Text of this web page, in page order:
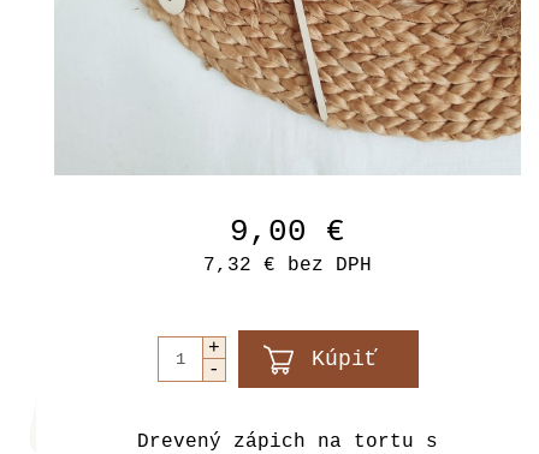
9,00 €
7,32 € bez DPH
Drevený zápich na tortu s